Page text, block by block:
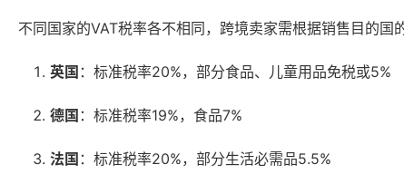
不同国家的VAT税率各不相同，跨境卖家需根据销售目的
英国 ：标准税率20%，部分食品、儿童用品免税或5%
德国 ：标准税率19%，食品7%
法国 ：标准税率20%，部分生活必需品5.5%